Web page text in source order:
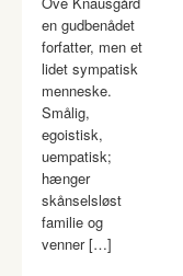
en gudbenådet
forfatter, men et
lidet sympatisk
menneske.
Smålig,
egoistisk,
uempatisk;
hænger
skånselsløst
familie og
venner […]